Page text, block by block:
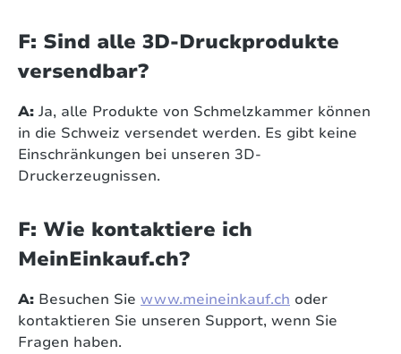
F: Sind alle 3D-Druckprodukte
versendbar?
A: Ja, alle Produkte von Schmelzkammer können
in die Schweiz versendet werden. Es gibt keine
Einschränkungen bei unseren 3D-
Druckerzeugnissen.
F: Wie kontaktiere ich
MeinEinkauf.ch?
A: Besuchen Sie www.meineinkauf.ch oder
kontaktieren Sie unseren Support, wenn Sie
Fragen haben.